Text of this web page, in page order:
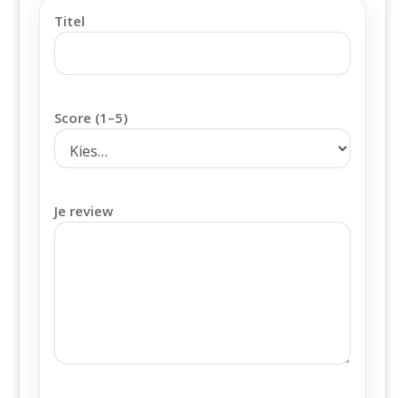
Titel
Score (1–5)
Je review